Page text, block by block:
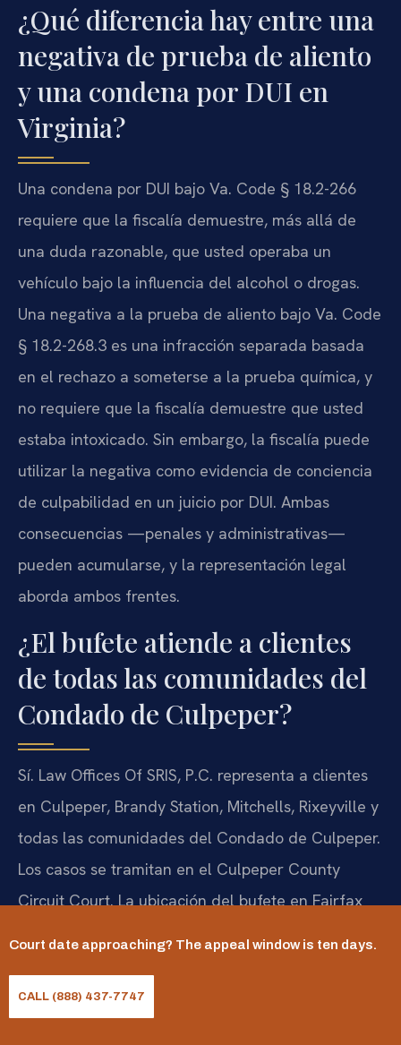
¿Qué diferencia hay entre una
negativa de prueba de aliento
y una condena por DUI en
Virginia?
Una condena por DUI bajo Va. Code § 18.2-266
requiere que la fiscalía demuestre, más allá de
una duda razonable, que usted operaba un
vehículo bajo la influencia del alcohol o drogas.
Una negativa a la prueba de aliento bajo Va. Code
§ 18.2-268.3 es una infracción separada basada
en el rechazo a someterse a la prueba química, y
no requiere que la fiscalía demuestre que usted
estaba intoxicado. Sin embargo, la fiscalía puede
utilizar la negativa como evidencia de conciencia
de culpabilidad en un juicio por DUI. Ambas
consecuencias —penales y administrativas—
pueden acumularse, y la representación legal
aborda ambos frentes.
¿El bufete atiende a clientes
de todas las comunidades del
Condado de Culpeper?
Sí. Law Offices Of SRIS, P.C. representa a clientes
en Culpeper, Brandy Station, Mitchells, Rixeyville y
todas las comunidades del Condado de Culpeper.
Los casos se tramitan en el Culpeper County
Circuit Court. La ubicación del bufete en Fairfax
en el distrito judicial decimosexto, entre el norte
Court date approaching? The appeal window is ten days.
CALL (888) 437-7747